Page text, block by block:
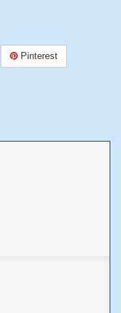
Pinterest